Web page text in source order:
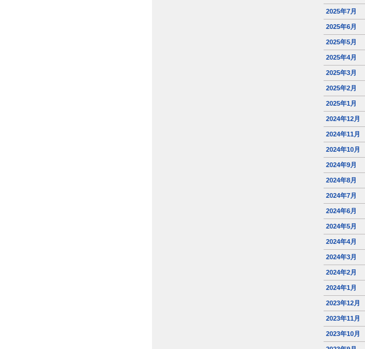
2025年7月
2025年6月
2025年5月
2025年4月
2025年3月
2025年2月
2025年1月
2024年12月
2024年11月
2024年10月
2024年9月
2024年8月
2024年7月
2024年6月
2024年5月
2024年4月
2024年3月
2024年2月
2024年1月
2023年12月
2023年11月
2023年10月